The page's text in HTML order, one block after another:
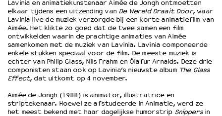
Filmprogramma’s VO/MBO
Speciale educatieprogramma’s
OVER LANTARENVENSTER
Wat we doen
Werken bij
Word vriend
Historie
Lavinia en animatiekunstenaar Aimée de Jongh ontmoetten
elkaar tijdens een uitzending van De Wereld Draait Door, waar
Lavinia live de muziek verzorgde bij een korte animatiefilm van
Aimée. Het klikte zo goed dat de twee samen een film
ontwikkelden waarin de prachtige animaties van Aimée
samenkomen met de muziek van Lavinia. Lavinia componeerde
enkele stukken speciaal voor de film. De meeste muziek is
echter van Philip Glass, Nils Frahm en Ólafur Arnalds. Deze drie
componisten staan ook op Lavinia’s nieuwste album The Glass
Effect, dat uitkomt op 4 november.
Aimée de Jongh (1988) is animator, illustratrice en
striptekenaar. Hoewel ze afstudeerde in Animatie, werd ze
het meest bekend met haar dagelijkse humorstrip Snippersin